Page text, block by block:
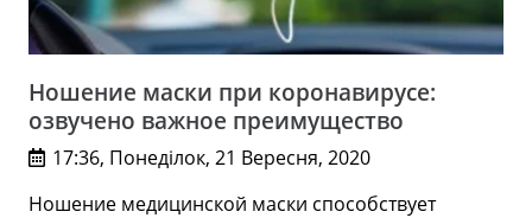
Ношение маски при коронавирусе:
озвучено важное преимущество
17:36, Понеділок, 21 Вересня, 2020
Ношение медицинской маски способствует